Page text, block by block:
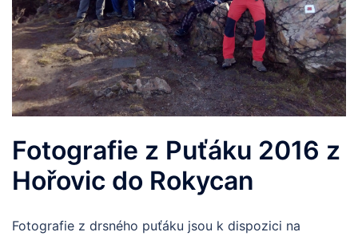
Fotografie z Puťáku 2016 z
Hořovic do Rokycan
Fotografie z drsného puťáku jsou k dispozici na